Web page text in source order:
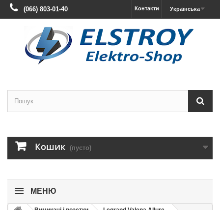
Українська
Контакти
(066) 803-01-40
Кошик (пусто)
МЕНЮ